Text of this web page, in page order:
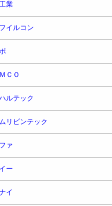
業
イルコン
ＣＯ
ルテック
リビンテック
ァ
ー
イ